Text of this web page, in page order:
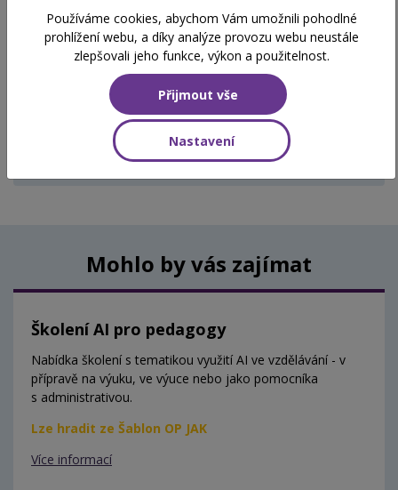
Školení začínající 15. 06.
2026
Aktuálně vypsané termíny
Aktuálně nejsou vypsány žádné termíny.
Mohlo by vás zajímat
Školení AI pro pedagogy
Nabídka školení s tematikou využití AI ve vzdělávání - v
přípravě na výuku, ve výuce nebo jako pomocníka
s administrativou.
Lze hradit ze Šablon OP JAK
Více informací
Používáme cookies, abychom Vám umožnili pohodlné
prohlížení webu, a díky analýze provozu webu neustále
zlepšovali jeho funkce, výkon a použitelnost.
Přijmout vše
Nastavení